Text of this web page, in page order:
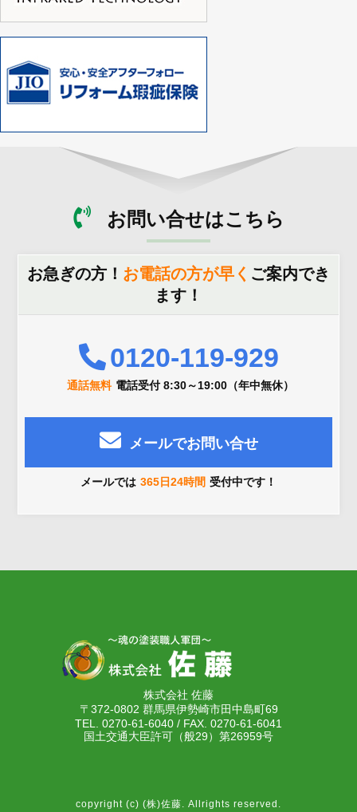
お問い合せはこちら
お急ぎの方！ お電話の方が早く ご案内でき
ます！
0120-119-929
通話無料 電話受付 8:30～19:00（年中無休）
メールでお問い合せ
メールでは 365日24時間 受付中です！
株式会社 佐藤
〒372-0802 群馬県伊勢崎市田中島町69
TEL. 0270-61-6040 / FAX. 0270-61-6041
国土交通大臣許可（般29）第26959号
copyright (c) (株)佐藤. Allrights reserved.